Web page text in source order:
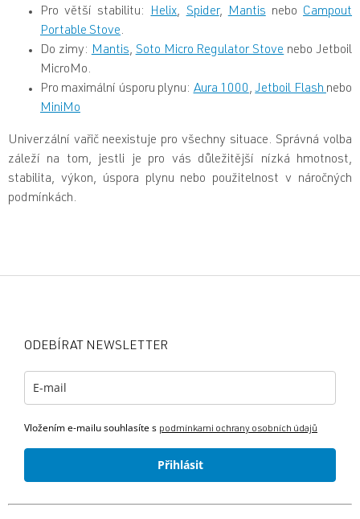
Pro větší stabilitu: Helix, Spider, Mantis nebo Campout
Portable Stove.
Do zimy: Mantis, Soto Micro Regulator Stove nebo Jetboil
MicroMo.
Pro maximální úsporu plynu: Aura 1000,Jetboil Flash nebo
MiniMo
Univerzální vařič neexistuje pro všechny situace. Správná volba
záleží na tom, jestli je pro vás důležitější nízká hmotnost,
stabilita, výkon, úspora plynu nebo použitelnost v náročných
podmínkách.
ODEBÍRAT NEWSLETTER
Vložením e-mailu souhlasíte s podmínkami ochrany osobních údajů
Přihlásit